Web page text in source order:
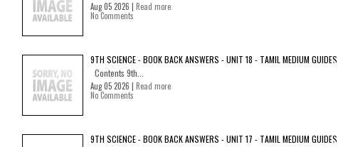
Aug 05 2026 | Read more
No Comments
9TH SCIENCE - BOOK BACK ANSWERS - UNIT 18 - TAMIL MEDIUM GUIDES
Contents 9th...
Aug 05 2026 | Read more
No Comments
9TH SCIENCE - BOOK BACK ANSWERS - UNIT 17 - TAMIL MEDIUM GUIDES